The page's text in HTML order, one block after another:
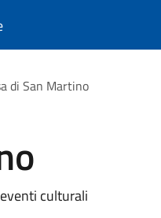
di San Martino
culturali